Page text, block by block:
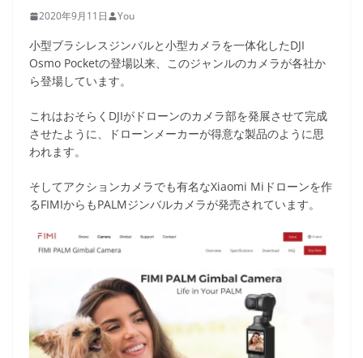
2020年9月11日 You
小型ブラシレスジンバルと小型カメラを一体化したDJI
Osmo Pocketの登場以来、このジャンルのカメラが各社か
ら登場しています。
これはおそらくDJIがドローンのカメラ部を発展させて完成
させたように、ドローンメーカーが得意な製品のように思
われます。
そしてアクションカメラでも有名なXiaomi Miドローンを作
るFIMIからもPALMジンバルカメラが発売されています。